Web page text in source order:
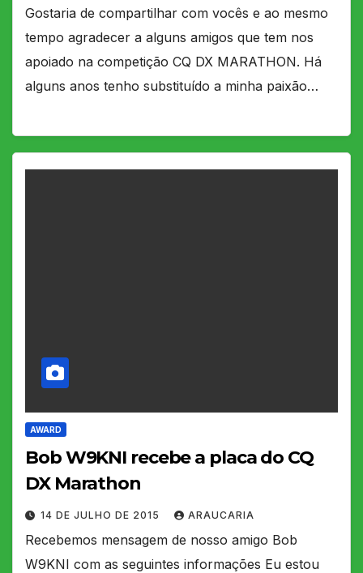
Gostaria de compartilhar com vocês e ao mesmo
tempo agradecer a alguns amigos que tem nos
apoiado na competição CQ DX MARATHON. Há
alguns anos tenho substituído a minha paixão…
AWARD
Bob W9KNI recebe a placa do CQ
DX Marathon
14 DE JULHO DE 2015 ARAUCARIA
Recebemos mensagem de nosso amigo Bob
W9KNI com as seguintes informações Eu estou